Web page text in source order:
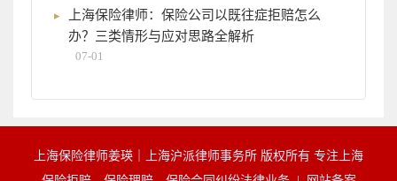
上海保险律师：保险公司以既往症拒赔怎么
办？三类情形与应对思路全解析
07-01
上海保险律师姜瑛｜上海沪派律师事务所 版权所有 专注上海